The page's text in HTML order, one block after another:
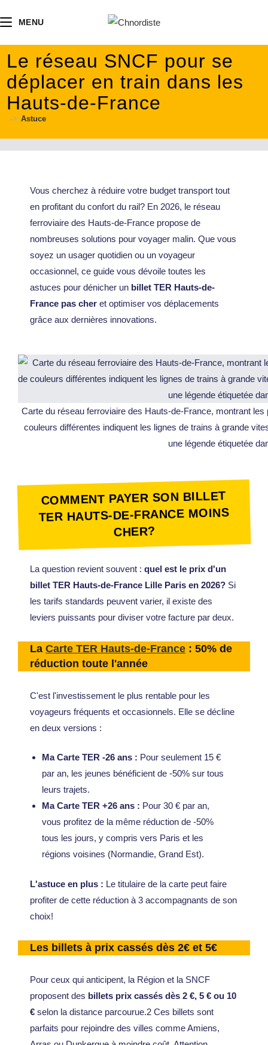
principal
MENU
Le réseau SNCF pour se
déplacer en train dans les
Hauts-de-France
-> Astuce
Vous cherchez à réduire votre budget transport tout
en profitant du confort du rail? En 2026, le réseau
ferroviaire des Hauts-de-France propose de
nombreuses solutions pour voyager malin. Que vous
soyez un usager quotidien ou un voyageur
occasionnel, ce guide vous dévoile toutes les
astuces pour dénicher un billet TER Hauts-de-
France pas cher et optimiser vos déplacements
grâce aux dernières innovations.
Carte du réseau ferroviaire des Hauts-de-France, montrant
couleurs différentes indiquent les lignes de trains à grande
une légende étiquetée
COMMENT PAYER SON BILLET
TER HAUTS-DE-FRANCE MOINS
CHER?
La question revient souvent : quel est le prix d'un
billet TER Hauts-de-France Lille Paris en 2026? Si
les tarifs standards peuvent varier, il existe des
leviers puissants pour diviser votre facture par deux.
La Carte TER Hauts-de-France : 50% de
réduction toute l'année
C'est l'investissement le plus rentable pour les
voyageurs fréquents et occasionnels. Elle se décline
en deux versions :
Ma Carte TER -26 ans : Pour seulement 15 €
par an, les jeunes bénéficient de -50% sur tous
leurs trajets.
Ma Carte TER +26 ans : Pour 30 € par an,
vous profitez de la même réduction de -50%
tous les jours, y compris vers Paris et les
régions voisines (Normandie, Grand Est).
L'astuce en plus : Le titulaire de la carte peut faire
profiter de cette réduction à 3 accompagnants de son
choix!
Les billets à prix cassés dès 2€ et 5€
Pour ceux qui anticipent, la Région et la SNCF
proposent des billets prix cassés dès 2 €, 5 € ou 10
€ selon la distance parcourue.2 Ces billets sont
parfaits pour rejoindre des villes comme Amiens,